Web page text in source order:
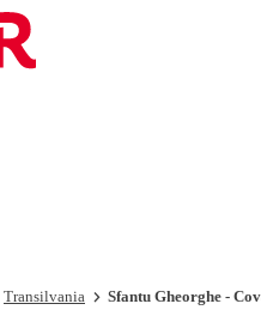
OFERTE DE NERATAT
Transilvania Sfantu Gheorghe -